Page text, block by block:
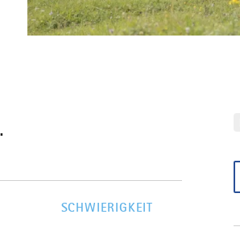
SCHWIERIGKEIT